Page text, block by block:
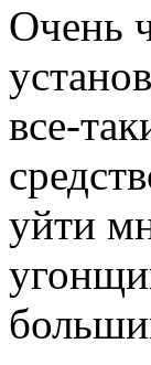
Очень
все-
уйти